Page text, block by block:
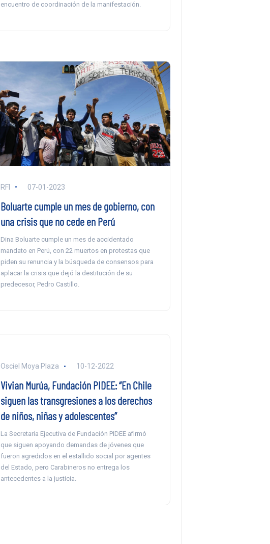
encuentro de coordinación de la manifestación.
RFI 07-01-2023
Boluarte cumple un mes de gobierno, con
una crisis que no cede en Perú
Dina Boluarte cumple un mes de accidentado
mandato en Perú, con 22 muertos en protestas que
piden su renuncia y la búsqueda de consensos para
aplacar la crisis que dejó la destitución de su
predecesor, Pedro Castillo.
Osciel Moya Plaza 10-12-2022
Vivian Murúa, Fundación PIDEE: “En Chile
siguen las transgresiones a los derechos
de niños, niñas y adolescentes”
La Secretaria Ejecutiva de Fundación PIDEE afirmó
que siguen apoyando demandas de jóvenes que
fueron agredidos en el estallido social por agentes
del Estado, pero Carabineros no entrega los
antecedentes a la justicia.